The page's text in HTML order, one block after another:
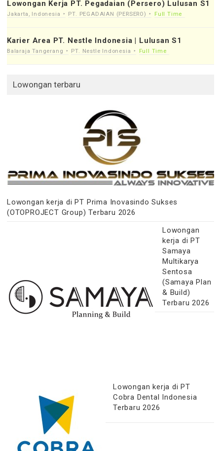
Lowongan Kerja PT. Pegadaian (Persero) Lulusan S1
Jakarta, Indonesia PT. PEGADAIAN (PERSERO) Full Time
Karier Area PT. Nestle Indonesia | Lulusan S1
Balaraja Tangerang PT. Nestle Indonesia Full Time
Lowongan terbaru
Lowongan kerja di PT Prima Inovasindo Sukses
(OTOPROJECT Group) Terbaru 2026
Lowongan
kerja di PT
Samaya
Multikarya
Sentosa
(Samaya Plan
& Build)
Terbaru 2026
Lowongan kerja di PT
Cobra Dental Indonesia
Terbaru 2026